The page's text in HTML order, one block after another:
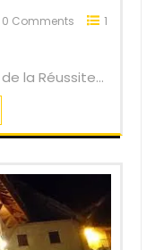
0 Comments
1
la Réussite…